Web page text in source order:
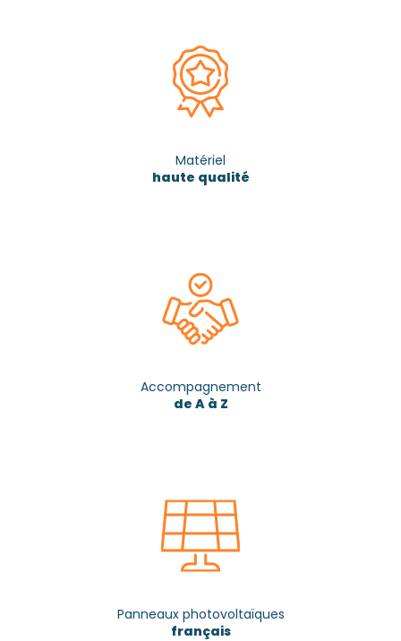
Matériel
haute qualité
Accompagnement
de A à Z
Panneaux photovoltaïques
français